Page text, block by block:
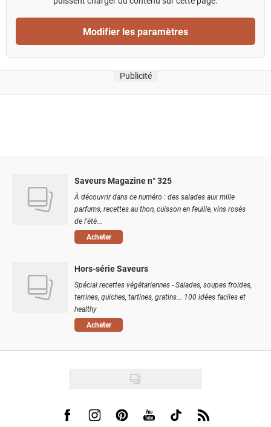
Modifier les paramètres
Publicité
Saveurs Magazine n° 325
À découvrir dans ce numéro : des salades aux mille
parfums, recettes au thon, cuisson en feuille, vins rosés
de l'été...
Acheter
Hors-série Saveurs
Spécial recettes végétariennes - Salades, soupes froides,
terrines, quiches, tartines, gratins... 100 idées faciles et
healthy
Acheter
Visit us on Facebook
Visit us on Instagram
Visit us on Pinterest
Visit us on Youtube
Visit us on Tiktok
Visit us on Rss